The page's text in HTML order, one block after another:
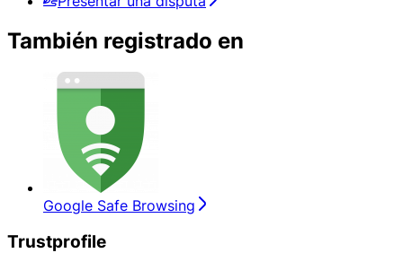
También registrado en
Google Safe Browsing
Trustprofile